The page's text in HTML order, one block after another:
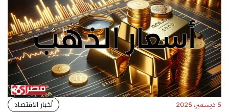
5 ديسمبر، 2025 أخبار الاقتصاد